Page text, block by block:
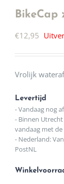
BikeCap
€12,95
Vrolijk
Levertijd
- Vandaag nog
- Binnen
vandaag met
- Nederland:
PostNL